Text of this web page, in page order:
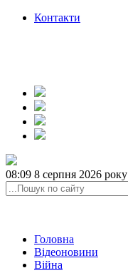
Контакти
08:09 8 серпня 2026 року
Головна
Відеоновини
Війна